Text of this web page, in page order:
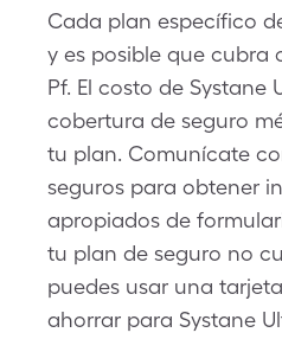
Cada plan específico
y es posible que cubra
Pf. El costo de Systane
cobertura de seguro
tu plan. Comunícate
seguros para obtener
apropiados de
tu plan de seguro no
puedes usar una
ahorrar para Systane